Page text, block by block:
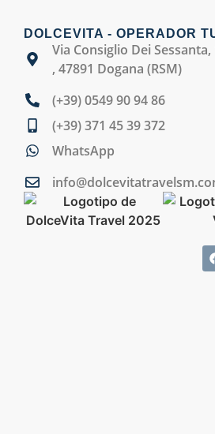
DOLCEVITA - OPERADOR
Via Consiglio Dei Sessanta,
, 47891 Dogana (RSM)
(+39) 0549 90 94 86
(+39) 371 45 39 372
WhatsApp